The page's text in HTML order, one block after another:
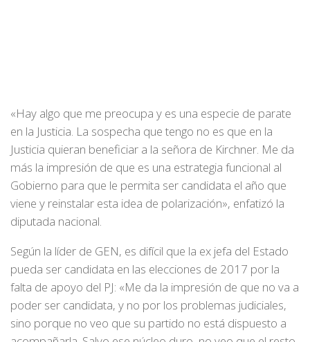
«Hay algo que me preocupa y es una especie de parate
en la Justicia. La sospecha que tengo no es que en la
Justicia quieran beneficiar a la señora de Kirchner. Me da
más la impresión de que es una estrategia funcional al
Gobierno para que le permita ser candidata el año que
viene y reinstalar esta idea de polarización», enfatizó la
diputada nacional.
Según la líder de GEN, es difícil que la ex jefa del Estado
pueda ser candidata en las elecciones de 2017 por la
falta de apoyo del PJ: «Me da la impresión de que no va a
poder ser candidata, y no por los problemas judiciales,
sino porque no veo que su partido no está dispuesto a